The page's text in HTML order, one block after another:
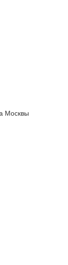
Москвы